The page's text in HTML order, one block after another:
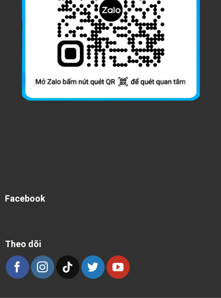
Facebook
Theo dõi